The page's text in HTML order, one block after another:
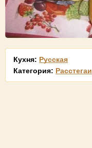
Кухня: Русская
Категория: Расстегаи